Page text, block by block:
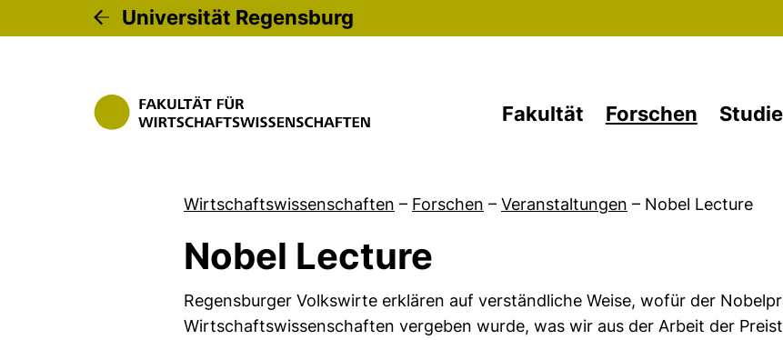
Universität Regensburg
Fakultät Forschen
Wirtschaftswissenschaften – Forschen – Veranstaltungen – Nobel Lecture
Nobel Lecture
Regensburger Volkswirte erklären auf verständliche Weise, wofür der
Wirtschaftswissenschaften vergeben wurde, was wir aus der Arbeit der